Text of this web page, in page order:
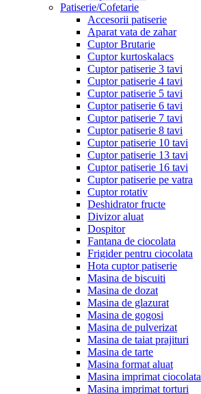
Patiserie/Cofetarie
Accesorii patiserie
Aparat vata de zahar
Cuptor Brutarie
Cuptor kurtoskalacs
Cuptor patiserie 3 tavi
Cuptor patiserie 4 tavi
Cuptor patiserie 5 tavi
Cuptor patiserie 6 tavi
Cuptor patiserie 7 tavi
Cuptor patiserie 8 tavi
Cuptor patiserie 10 tavi
Cuptor patiserie 13 tavi
Cuptor patiserie 16 tavi
Cuptor patiserie pe vatra
Cuptor rotativ
Deshidrator fructe
Divizor aluat
Dospitor
Fantana de ciocolata
Frigider pentru ciocolata
Hota cuptor patiserie
Masina de biscuiti
Masina de dozat
Masina de glazurat
Masina de gogosi
Masina de pulverizat
Masina de taiat prajituri
Masina de tarte
Masina format aluat
Masina imprimat ciocolata
Masina imprimat torturi